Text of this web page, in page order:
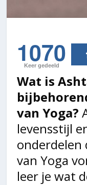
1070
Keer gedeeld
Wat is
van Yoga?
levensstijl
onderdelen
van Yoga
leer je wat